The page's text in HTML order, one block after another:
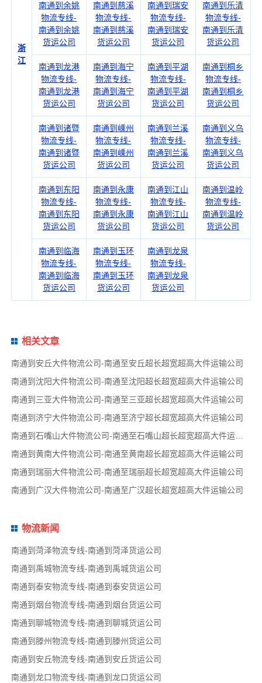
浙
江
南通到余姚
物流专线-
南通到余姚
货运公司
南通到慈溪
物流专线-
南通到慈溪
货运公司
南通到瑞安
物流专线-
南通到瑞安
货运公司
南通到乐清
物流专线-
南通到乐清
货运公司
南通到龙港
物流专线-
南通到龙港
货运公司
南通到海宁
物流专线-
南通到海宁
货运公司
南通到平湖
物流专线-
南通到平湖
货运公司
南通到桐乡
物流专线-
南通到桐乡
货运公司
南通到诸暨
物流专线-
南通到诸暨
货运公司
南通到嵊州
物流专线-
南通到嵊州
货运公司
南通到兰溪
物流专线-
南通到兰溪
货运公司
南通到义乌
物流专线-
南通到义乌
货运公司
南通到东阳
物流专线-
南通到东阳
货运公司
南通到永康
物流专线-
南通到永康
货运公司
南通到江山
物流专线-
南通到江山
货运公司
南通到温岭
物流专线-
南通到温岭
货运公司
南通到临海
物流专线-
南通到临海
货运公司
南通到玉环
物流专线-
南通到玉环
货运公司
南通到龙泉
物流专线-
南通到龙泉
货运公司
相关文章
南通到安丘大件物流公司-南通至安丘超长超宽超高大件运输公司
南通到沈阳大件物流公司-南通至沈阳超长超宽超高大件运输公司
南通到三亚大件物流公司-南通至三亚超长超宽超高大件运输公司
南通到济宁大件物流公司-南通至济宁超长超宽超高大件运输公司
南通到石嘴山大件物流公司-南通至石嘴山超长超宽超高大件运输公司
南通到黄南大件物流公司-南通至黄南超长超宽超高大件运输公司
南通到瑞丽大件物流公司-南通至瑞丽超长超宽超高大件运输公司
南通到广汉大件物流公司-南通至广汉超长超宽超高大件运输公司
物流新闻
南通到菏泽物流专线-南通到菏泽货运公司
南通到禹城物流专线-南通到禹城货运公司
南通到泰安物流专线-南通到泰安货运公司
南通到烟台物流专线-南通到烟台货运公司
南通到聊城物流专线-南通到聊城货运公司
南通到滕州物流专线-南通到滕州货运公司
南通到安丘物流专线-南通到安丘货运公司
南通到龙口物流专线-南通到龙口货运公司